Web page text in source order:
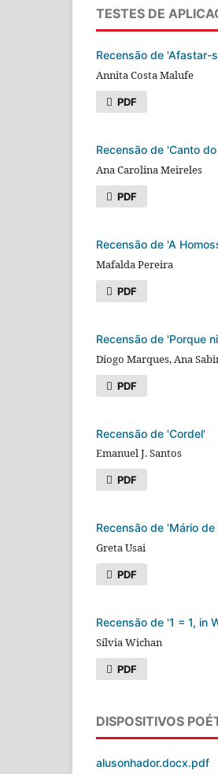
TESTES DE
Recensão de 'Afastar-
Annita Costa Malufe
PDF
Recensão de 'Canto
Ana Carolina Meireles
PDF
Recensão de 'A
Mafalda Pereira
PDF
Recensão de 'Porque
Diogo Marques, Ana
PDF
Recensão de 'Cordel'
Emanuel J. Santos
PDF
Recensão de 'Mário
Greta Usai
PDF
Recensão de '1 = 1, in
Sílvia Wichan
PDF
DISPOSITIVOS
alusonhador.docx.pdf